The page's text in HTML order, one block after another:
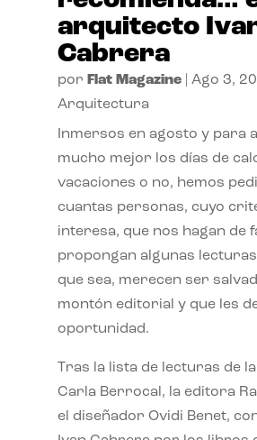
arquitecto
Cabrera
por Flat Magazine| Ago 3,
Arquitectura
Inmersos en agosto y para
mucho mejor los días de
vacaciones o no, hemos
cuantas personas, cuyo
interesa, que nos hagan de
propongan algunas
que sea, merecen ser
montón editorial y que les
oportunidad.
Tras la lista de lecturas de
Carla Berrocal, la editora
el diseñador Ovidi Benet,